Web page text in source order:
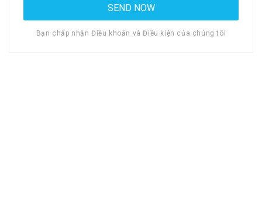
Bạn chấp nhận Điều khoản và Điều kiện của chúng tôi